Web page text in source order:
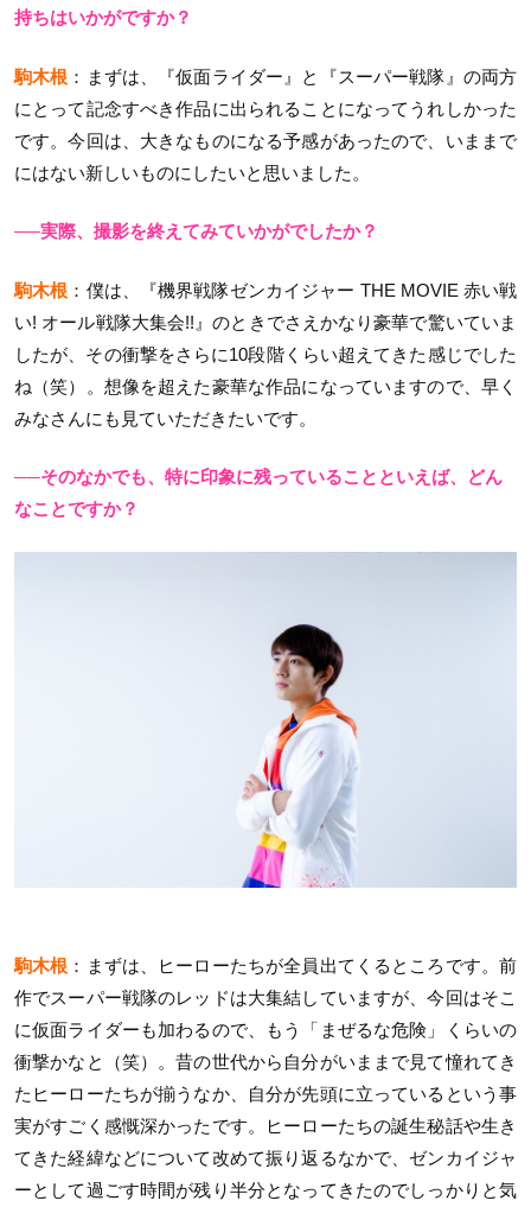
持ちはいかがですか？
駒木根 ：まずは、『仮面ライダー』と『スーパー戦隊』の両方
にとって記念すべき作品に出られることになってうれしかった
です。今回は、大きなものになる予感があったので、いままで
にはない新しいものにしたいと思いました。
──実際、撮影を終えてみていかがでしたか？
駒木根 ：僕は、『機界戦隊ゼンカイジャー THE MOVIE 赤い戦
い! オール戦隊大集会!!』のときでさえかなり豪華で驚いていま
したが、その衝撃をさらに10段階くらい超えてきた感じでした
ね（笑）。想像を超えた豪華な作品になっていますので、早く
みなさんにも見ていただきたいです。
──そのなかでも、特に印象に残っていることといえば、どん
なことですか？
駒木根 ：まずは、ヒーローたちが全員出てくるところです。前
作でスーパー戦隊のレッドは大集結していますが、今回はそこ
に仮面ライダーも加わるので、もう「まぜるな危険」くらいの
衝撃かなと（笑）。昔の世代から自分がいままで見て憧れてき
たヒーローたちが揃うなか、自分が先頭に立っているという事
実がすごく感慨深かったです。ヒーローたちの誕生秘話や生き
てきた経緯などについて改めて振り返るなかで、ゼンカイジャ
ーとして過ごす時間が残り半分となってきたのでしっかりと気